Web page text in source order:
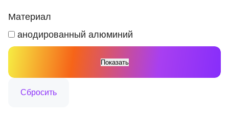
Материал
анодированный алюминий